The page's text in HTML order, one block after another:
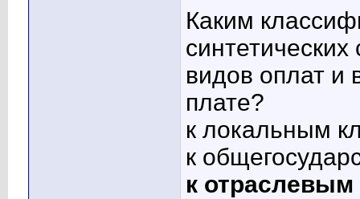
Каким
синтетических
видов оплат и
плате?
к локальным
к
к